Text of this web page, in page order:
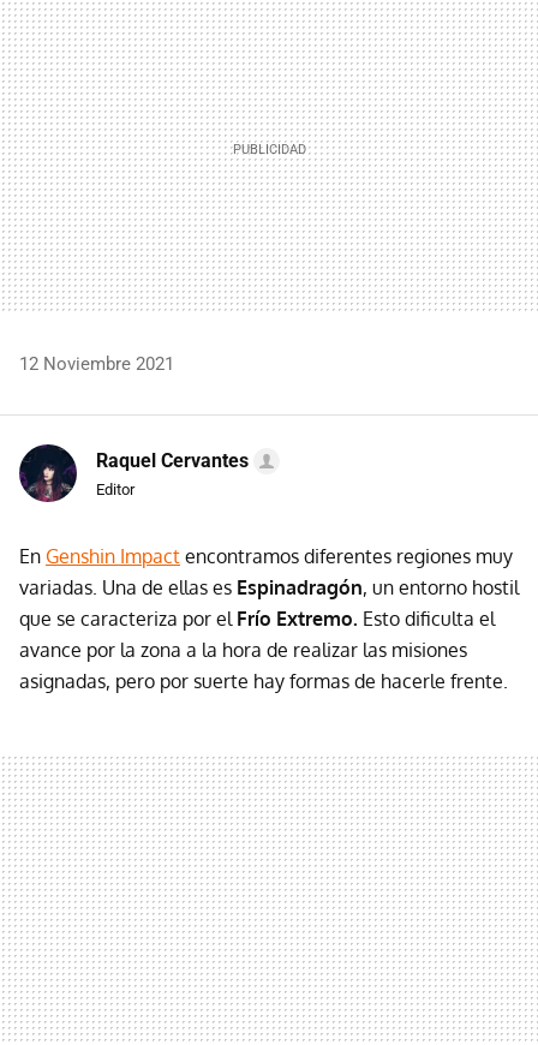
MAIL
12 Noviembre 2021
Raquel Cervantes
Editor
En Genshin Impact encontramos diferentes regiones muy
variadas. Una de ellas es Espinadragón, un entorno hostil
que se caracteriza por el Frío Extremo. Esto dificulta el
avance por la zona a la hora de realizar las misiones
asignadas, pero por suerte hay formas de hacerle frente.